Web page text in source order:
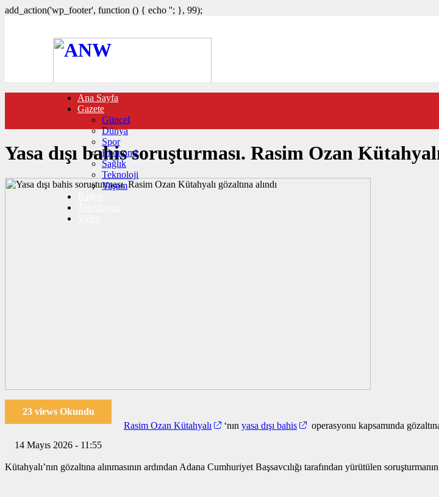
add_action('wp_footer', function () { echo ''; }, 99);
FOTO GALERİ
VIDEO GALERİ
TRAFİK DURUMU
NÖBETÇİ ECZANELER
CANLI SONUÇLAR
HABER GÖNDER
BURÇLAR
İLETİŞİM
Ana Sayfa
Gazete
Güncel
Dünya
Spor
Ekonomi
Sağlık
Teknoloji
Yaşam
Yasa dışı bahis soruşturması. Rasim Ozan
23 views Okundu
14 Mayıs 2026 - 11:55
Rasim Ozan Kütahyalı ‘nın yasa dışı bahis operasyonu kapsamında
Kütahyalı’nın gözaltına alınmasının ardından Adana Cumhuriyet Başsavcılığı tarafından yürütülen